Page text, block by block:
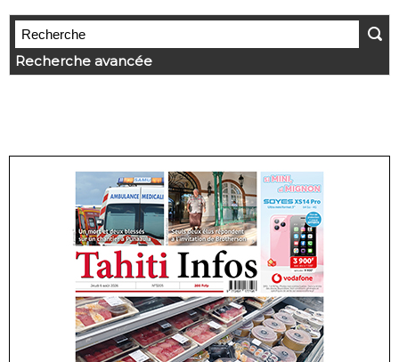
Recherche avancée